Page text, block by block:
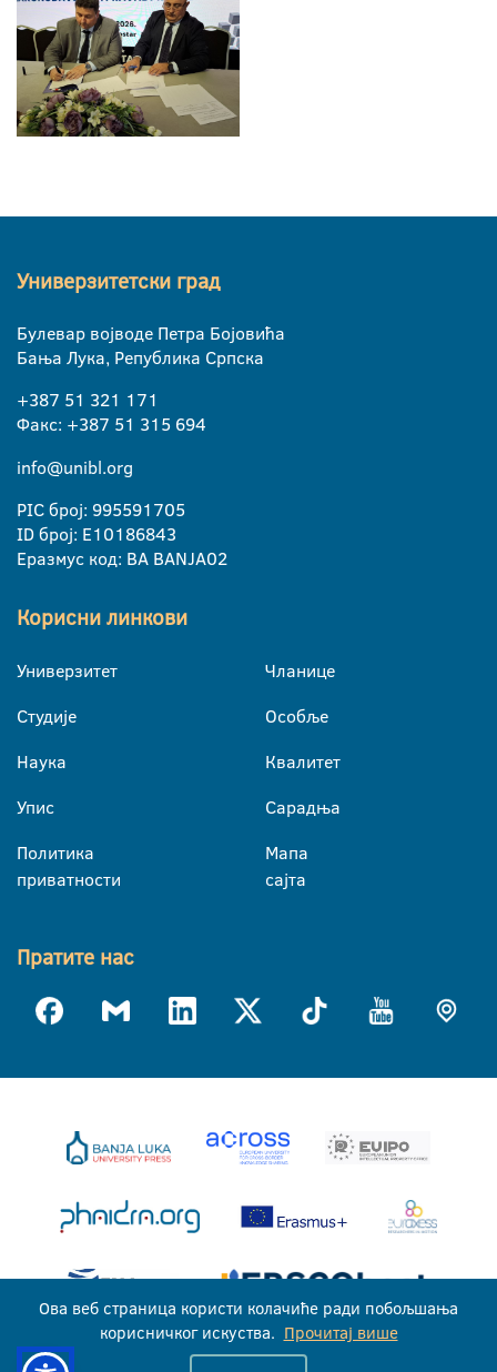
Универзитетски град
Булевар војводе Петра Бојовића
Бања Лука, Република Српска
+387 51 321 171
Факс: +387 51 315 694
info@unibl.org
PIC број: 995591705
ID број: E10186843
Еразмус код: BA BANJA02
Корисни линкови
Универзитет
Студије
Наука
Упис
Политика
приватности
Чланице
Особље
Квалитет
Сарадња
Мапа
сајта
Пратите нас
Ова веб страница користи колачиће ради побољшања
корисничког искуства. Прочитај више